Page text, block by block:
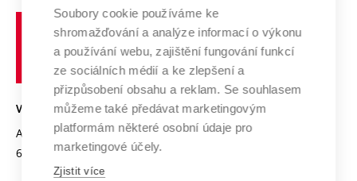
Výzkumné infrastruktury
Transfer znalostí
Open Science
Projekty
Projekty ze strukturálních fondů
Specifický výzkum
Spolupráce se školami
Mezinárodní dohody
Univerzitní sítě
Profil univerzity
Udržitelná univerzita
Podnikavá univerzita / ContriBUTe
Bezpečná univerzita
Vyznamenání
Organizační struktura
učení
technické
Brně
VYSOKÉ UČENÍ TECHNICKÉ V BRNĚ
Antonínská 548/1
602 00 Brno
www.vut.cz
vut@vutbr.cz
Soubory cookie používáme ke
shromažďování a analýze informací o výkonu
a používání webu, zajištění fungování funkcí
ze sociálních médií a ke zlepšení a
přizpůsobení obsahu a reklam. Se souhlasem
můžeme také předávat marketingovým
platformám některé osobní údaje pro
marketingové účely.
Zjistit více